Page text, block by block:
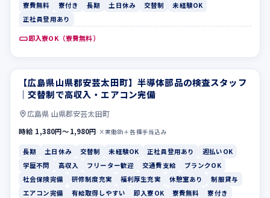
寮費無料
寮付き 長期 土日休み 交替制
未経験OK
正社員登用あり
即入寮OK（寮費無料）
長期 土日休み
【広島県山県郡安芸太田町】半導体部品の検査スタッフ
｜交替制で高収入・エアコン完備
広島県 山県郡安芸太田町
時給 1,380円〜1,980円 ×実働8h＋各種手当込み
長期 土日休み 交替制 未経験OK 正社員登用あり
週払いOK
学歴不問
高収入 フリーター歓迎 交通費支給
ブランクOK
社会保険完備
研修制度充実 福利厚生充実 休憩室あり
制服貸与
エアコン完備
有給取得しやすい 即入寮OK 寮費無料 寮付き